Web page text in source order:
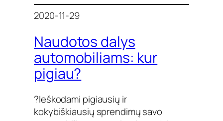
2020-11-29
Naudotos dalys
automobiliams: kur
pigiau?
?Ieškodami pigiausių ir
kokybiškiausių sprendimų savo